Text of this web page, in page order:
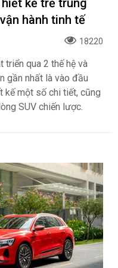
kế trẻ trung
hành tinh tế
18220
triển qua 2 thế hệ và
gần nhất là vào đầu
kế một số chi tiết, cũng
SUV chiến lược.